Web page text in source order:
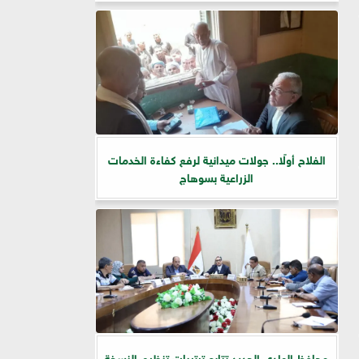
الفلاح أولًا.. جولات ميدانية لرفع كفاءة الخدمات
الزراعية بسوهاج